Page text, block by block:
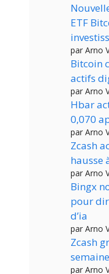
ETF
par Arno
Bitcoin
actifs
par Arno
Hbar
0,070
par Arno
Zcash
hausse
par Arno
Bingx
pour
d’ia
par Arno
Zcash
semaine
par Arno